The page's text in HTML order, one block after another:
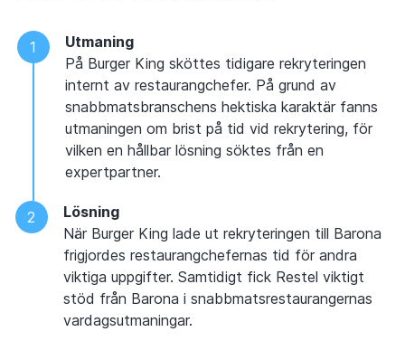
Utmaning
På Burger King sköttes tidigare rekryteringen
internt av restaurangchefer. På grund av
snabbmatsbranschens hektiska karaktär fanns
utmaningen om brist på tid vid rekrytering, för
vilken en hållbar lösning söktes från en
expertpartner.
Lösning
När Burger King lade ut rekryteringen till Barona
frigjordes restaurangchefernas tid för andra
viktiga uppgifter. Samtidigt fick Restel viktigt
stöd från Barona i snabbmatsrestaurangernas
vardagsutmaningar.